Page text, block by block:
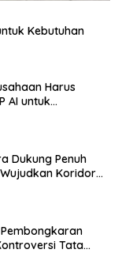
Kebutuhan
Harus
AI untuk
Dukung Penuh
Koridor
Tata